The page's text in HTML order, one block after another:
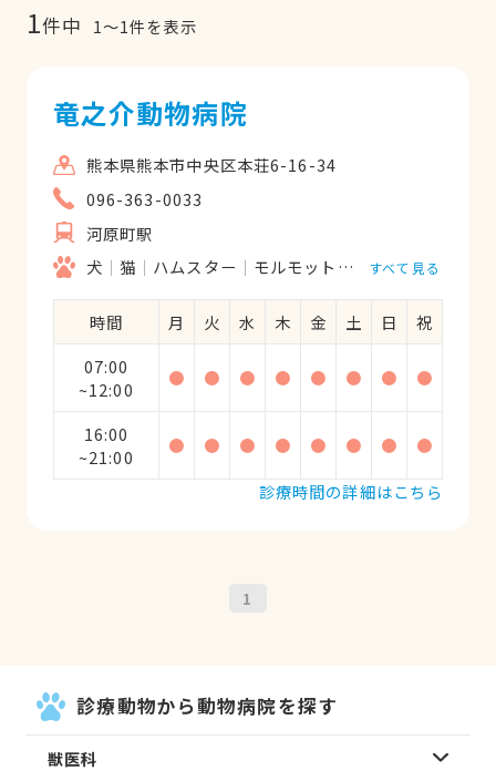
1件中 1〜1件を表示
竜之介動物病院
熊本県熊本市中央区本荘6-16-34
096-363-0033
河原町駅
犬
猫 ハムスター モルモット フェレット
すべて見る
時間 月 火 水 木 金 土 日
祝
07:00
~12:00
● ● ● ● ● ● ● ●
16:00
~21:00
● ● ● ● ● ● ●
●
診療時間の詳細はこちら
1
診療動物から動物病院を探す
獣医科